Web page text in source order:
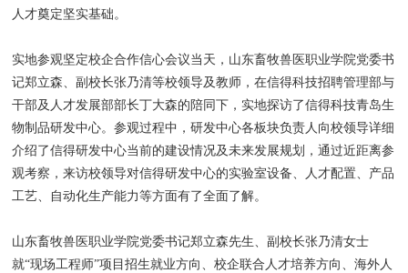
人才奠定坚实基础。
实地参观坚定校企合作信心会议当天，山东畜牧兽医职业学院党委书
记郑立森、副校长张乃清等校领导及教师，在信得科技招聘管理部与
干部及人才发展部部长丁大森的陪同下，实地探访了信得科技青岛生
物制品研发中心。参观过程中，研发中心各板块负责人向校领导详细
介绍了信得研发中心当前的建设情况及未来发展规划，通过近距离参
观考察，来访校领导对信得研发中心的实验室设备、人才配置、产品
工艺、自动化生产能力等方面有了全面了解。
山东畜牧兽医职业学院党委书记郑立森先生、副校长张乃清女士
就“现场工程师”项目招生就业方向、校企联合人才培养方向、海外人